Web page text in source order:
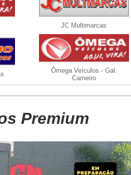
JC Multimarcas
Ômega Veículos - Gal.
Carneiro
Premium